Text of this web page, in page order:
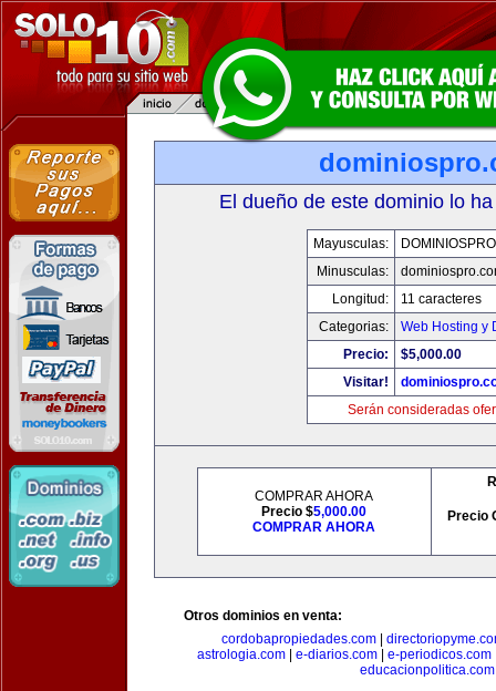
El dueño de este dominio lo
Mayusculas:
Minusculas:
Longitud:
11 caracteres
Categorias:
Web Hosting y
Precio:
$5,000.00
Visitar!
Serán consideradas
COMPRAR AHORA
Precio $5,000.00
COMPRAR AHORA
Precio
Otros dominios en venta:
cordobapropiedades.com|
astrologia.com| e-diarios.com| e-periodicos.com
educacionpolitica.com